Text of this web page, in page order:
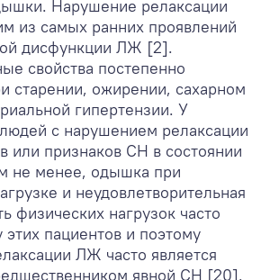
Нарушение релаксации
из самых ранних проявлений
дисфункции ЛЖ [2].
свойства постепенно
старении, ожирении, сахарном
гипертензии. У
с нарушением релаксации
или признаков СН в состоянии
не менее, одышка при
и неудовлетворительная
физических нагрузок часто
этих пациентов и поэтому
ЛЖ часто является
явной СН [20].